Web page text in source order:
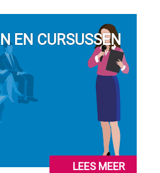
EN CURSUSSEN
LEES MEER